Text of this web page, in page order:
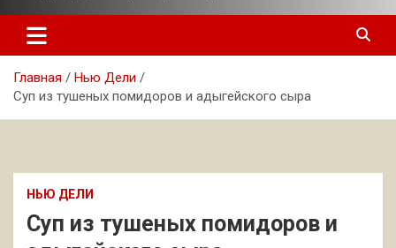
Главная
Нью Дели
Суп из тушеных помидоров и адыгейского сыра
НЬЮ ДЕЛИ
Суп из тушеных помидоров и